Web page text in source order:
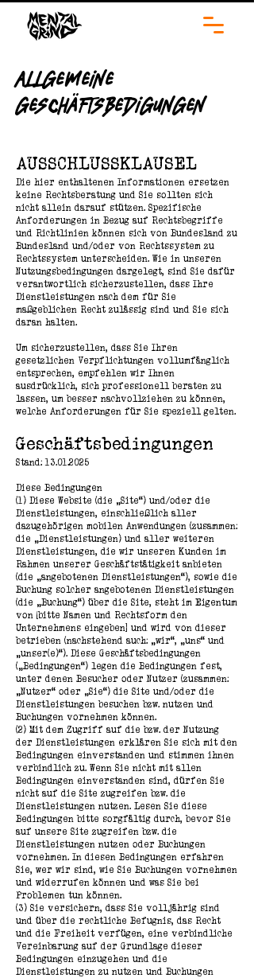
Allgemeine
Geschäftsbedigungen
AUSSCHLUSSKLAUSEL
Die hier enthaltenen Informationen ersetzen
keine Rechtsberatung und Sie sollten sich
nicht allein darauf stützen. Spezifische
Anforderungen in Bezug auf Rechtsbegriffe
und Richtlinien können sich von Bundesland zu
Bundesland und/oder von Rechtssystem zu
Rechtssystem unterscheiden. Wie in unseren
Nutzungsbedingungen dargelegt, sind Sie dafür
verantwortlich sicherzustellen, dass Ihre
Dienstleistungen nach dem für Sie
maßgeblichen Recht zulässig sind und Sie sich
daran halten.
Um sicherzustellen, dass Sie Ihren
gesetzlichen Verpflichtungen vollumfänglich
entsprechen, empfehlen wir Ihnen
ausdrücklich, sich professionell beraten zu
lassen, um besser nachvollziehen zu können,
welche Anforderungen für Sie speziell gelten.
Geschäftsbedingungen
Stand:13.01.2025
Diese Bedingungen
(1) Diese Website (die „Site“) und/oder die
Dienstleistungen, einschließlich aller
dazugehörigen mobilen Anwendungen (zusammen:
die „Dienstleistungen) und aller weiteren
Dienstleistungen, die wir unseren Kunden im
Rahmen unserer Geschäftstätigkeit anbieten
(die „angebotenen Dienstleistungen“), sowie die
Buchung solcher angebotenen Dienstleistungen
(die „Buchung“) über die Site, steht im Eigentum
von [bitte Namen und Rechtsform den
Unternehmens eingeben] und wird von dieser
betrieben (nachstehend auch: „wir“, „uns“ und
„unser(e)“). Diese Geschäftsbedingungen
(„Bedingungen“) legen die Bedingungen fest,
unter denen Besucher oder Nutzer (zusammen:
„Nutzer“ oder „Sie“) die Site und/oder die
Dienstleistungen besuchen bzw. nutzen und
Buchungen vornehmen können.
(2) Mit dem Zugriff auf die bzw. der Nutzung
der Dienstleistungen erklären Sie sich mit den
Bedingungen einverstanden und stimmen ihnen
verbindlich zu. Wenn Sie nicht mit allen
Bedingungen einverstanden sind, dürfen Sie
nicht auf die Site zugreifen bzw. die
Dienstleistungen nutzen. Lesen Sie diese
Bedingungen bitte sorgfältig durch, bevor Sie
auf unsere Site zugreifen bzw. die
Dienstleistungen nutzen oder Buchungen
vornehmen. In diesen Bedingungen erfahren
Sie, wer wir sind, wie Sie Buchungen vornehmen
und widerrufen können und was Sie bei
Problemen tun können.
(3) Sie versichern, dass Sie volljährig sind
und über die rechtliche Befugnis, das Recht
und die Freiheit verfügen, eine verbindliche
Vereinbarung auf der Grundlage dieser
Bedingungen einzugehen und die
Dienstleistungen zu nutzen und Buchungen